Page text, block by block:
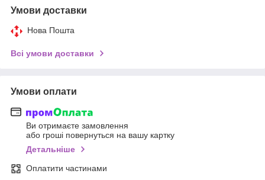
Умови доставки
Нова Пошта
Всі умови доставки
Умови оплати
Ви отримаєте замовлення
або гроші повернуться на вашу картку
Детальніше
Оплатити частинами